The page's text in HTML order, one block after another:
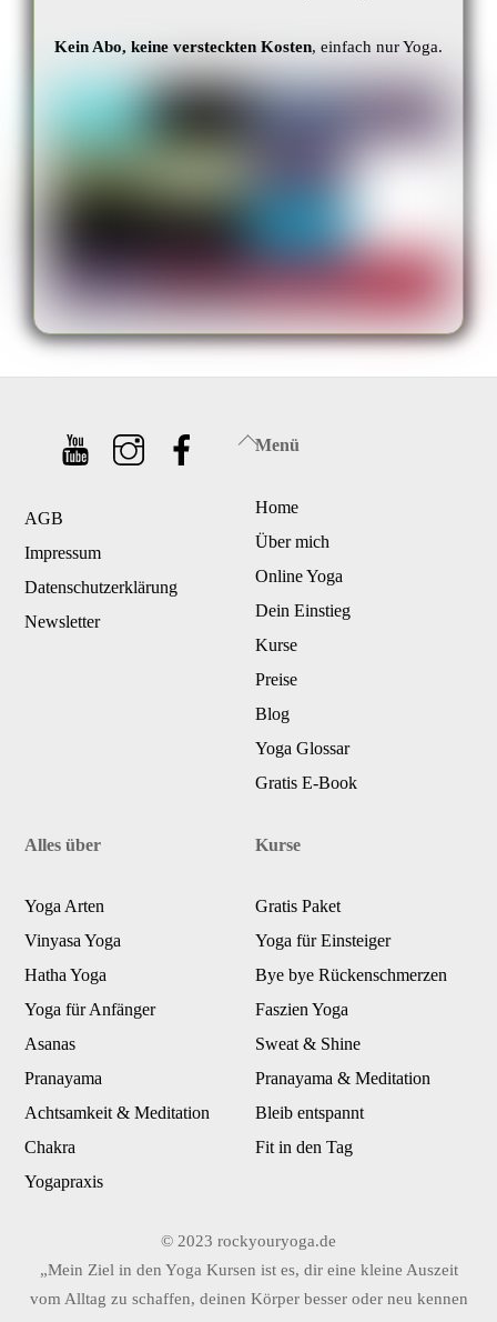
Kein Abo, keine versteckten Kosten, einfach nur Yoga.
Back
Top
AGB
Impressum
Datenschutzerklärung
Newsletter
Menü
Home
Über mich
Online Yoga
Dein Einstieg
Kurse
Preise
Blog
Yoga Glossar
Gratis E-Book
Alles über
Yoga Arten
Vinyasa Yoga
Hatha Yoga
Yoga für Anfänger
Asanas
Pranayama
Achtsamkeit & Meditation
Chakra
Yogapraxis
Kurse
Gratis Paket
Yoga für Einsteiger
Bye bye Rückenschmerzen
Faszien Yoga
Sweat & Shine
Pranayama & Meditation
Bleib entspannt
Fit in den Tag
© 2023 rockyouryoga.de
„Mein Ziel in den Yoga Kursen ist es, dir eine kleine Auszeit
vom Alltag zu schaffen, deinen Körper besser oder neu kennen